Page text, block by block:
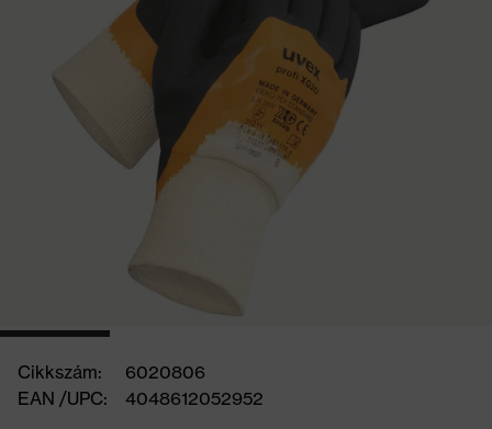
Cikkszám:
6020806
EAN /UPC:
4048612052952